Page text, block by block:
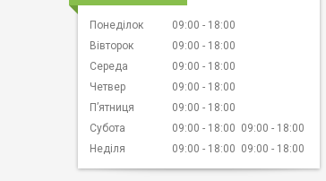
Понеділок 09:00
18:00
Вівторок
09:00
18:00
Середа
09:00
18:00
Четвер
09:00
18:00
Пʼятниця
09:00
18:00
Субота
09:00 18:00 09:00
18:00
Неділя
09:00 18:00 09:00 18:00